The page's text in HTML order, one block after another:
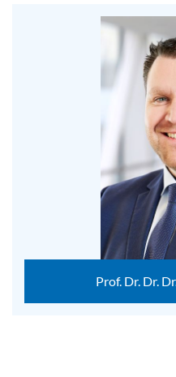
Prof. Dr. Dr.